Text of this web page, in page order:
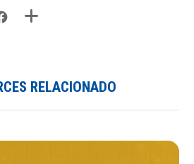
RELACIONADO